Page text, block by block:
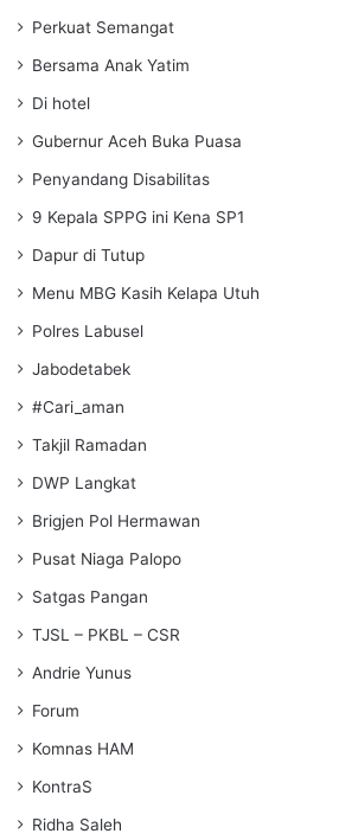
Perkuat Semangat
Bersama Anak Yatim
Di hotel
Gubernur Aceh Buka Puasa
Penyandang Disabilitas
9 Kepala SPPG ini Kena SP1
Dapur di Tutup
Menu MBG Kasih Kelapa Utuh
Polres Labusel
Jabodetabek
#Cari_aman
Takjil Ramadan
DWP Langkat
Brigjen Pol Hermawan
Pusat Niaga Palopo
Satgas Pangan
TJSL – PKBL – CSR
Andrie Yunus
Forum
Komnas HAM
KontraS
Ridha Saleh